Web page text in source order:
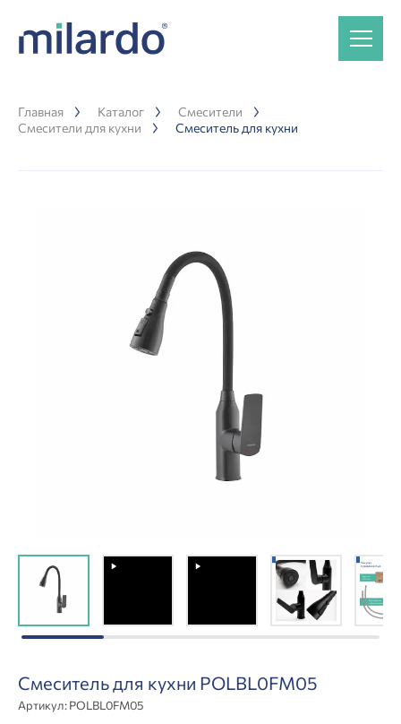
Главная Каталог
Смесители
Смесители для кухни
Смеситель для кухни
Смеситель для кухни POLBL0FM05
Артикул:POLBL0FM05